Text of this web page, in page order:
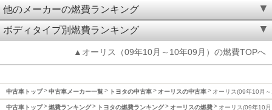
他のメーカーの燃費ランキング
ボディタイプ別燃費ランキング
▲オーリス（09年10月～10年09月）の燃費TOPへ
中古車トップ 中古車メーカー一覧 トヨタの中古車 オーリスの中古車 オーリス(09年10月
中古車トップ 燃費ランキング トヨタの燃費ランキング オーリスの燃費 オーリス(09年10